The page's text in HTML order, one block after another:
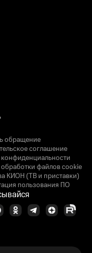
обращение
соглашение
файлов cookie
КИОН (ТВ и приставки)
пользования ПО